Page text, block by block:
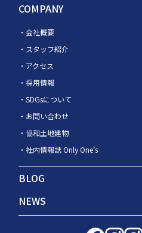
COMPANY
会社概要
スタッフ紹介
アクセス
採用情報
SDGsについて
お問い合わせ
協和土地建物
社内情報誌 Only One’s
BLOG
NEWS